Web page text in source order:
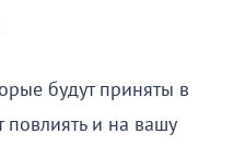
будут приняты в
повлиять и на вашу